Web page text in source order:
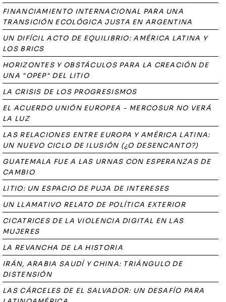
FINANCIAMIENTO INTERNACIONAL PARA UNA
TRANSICIÓN ECOLÓGICA JUSTA EN ARGENTINA
UN DIFÍCIL ACTO DE EQUILIBRIO: AMÉRICA LATINA Y
LOS BRICS
HORIZONTES Y OBSTÁCULOS PARA LA CREACIÓN DE
UNA "OPEP" DEL LITIO
LA CRISIS DE LOS PROGRESISMOS
EL ACUERDO UNIÓN EUROPEA - MERCOSUR NO VERÁ
LA LUZ
LAS RELACIONES ENTRE EUROPA Y AMÉRICA LATINA:
UN NUEVO CICLO DE ILUSIÓN (¿O DESENCANTO?)
GUATEMALA FUE A LAS URNAS CON ESPERANZAS DE
CAMBIO
LITIO: UN ESPACIO DE PUJA DE INTERESES
UN LLAMATIVO RELATO DE POLÍTICA EXTERIOR
CICATRICES DE LA VIOLENCIA DIGITAL EN LAS
MUJERES
LA REVANCHA DE LA HISTORIA
IRÁN, ARABIA SAUDÍ Y CHINA: TRIÁNGULO DE
DISTENSIÓN
LAS CÁRCELES DE EL SALVADOR: UN DESAFÍO PARA